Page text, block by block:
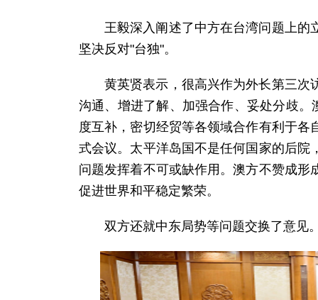
王毅深入阐述了中方在台湾问题上的
坚决反对"台独"。
黄英贤表示，很高兴作为外长第三次
沟通、增进了解、加强合作、妥处分歧
度互补，密切经贸等各领域合作有利于
式会议。太平洋岛国不是任何国家的后
问题发挥着不可或缺作用。澳方不赞成
促进世界和平稳定繁荣。
双方还就中东局势等问题交换了意见